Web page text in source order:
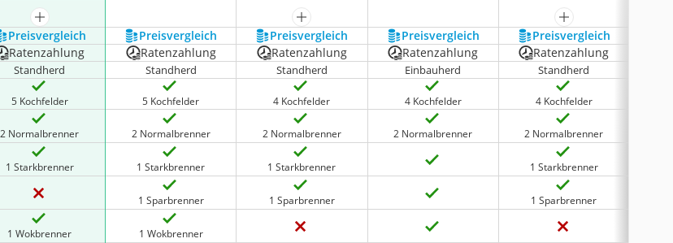
mehr anzeigen mehr anzeigen
mehr anzeigen
Preis­vergleich Preis­vergleich Preis­vergleich Preis­vergleich Preis­vergleich
Ratenzahlung Ratenzahlung Ratenzahlung Ratenzahlung Ratenzahlung
Standherd Standherd Standherd Einbauherd Standherd
5 Kochfelder 5 Kochfelder 4 Kochfelder 4 Kochfelder 4 Kochfelder
2 Normalbrenner 2 Normalbrenner 2 Normalbrenner 2 Normalbrenner 2 Normalbrenner
1 Starkbrenner 1 Starkbrenner 1 Starkbrenner 1 Starkbrenner
1 Sparbrenner 1 Sparbrenner 1 Sparbrenner
1 Wokbrenner 1 Wokbrenner